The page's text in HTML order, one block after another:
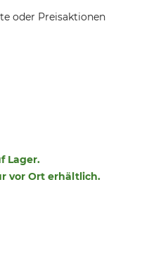
oder Preisaktionen
Lager.
vor Ort erhältlich.